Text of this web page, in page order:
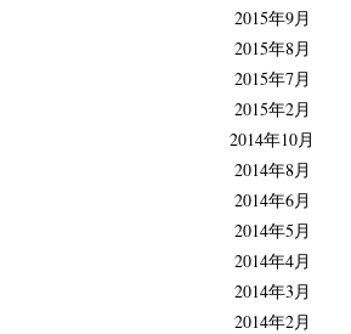
2015年9月
2015年8月
2015年7月
2015年2月
2014年10月
2014年8月
2014年6月
2014年5月
2014年4月
2014年3月
2014年2月